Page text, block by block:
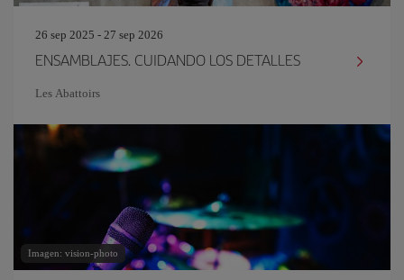
26 sep 2025 - 27 sep 2026
ENSAMBLAJES. CUIDANDO LOS DETALLES
Les Abattoirs
Imagen: vision-photo